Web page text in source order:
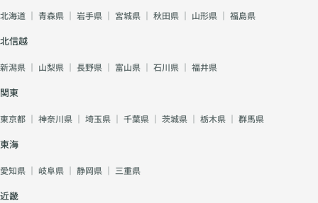
北海道 ｜ 青森県 ｜ 岩手県 ｜ 宮城県 ｜ 秋田県 ｜ 山形県 ｜ 福島県
北信越
新潟県 ｜ 山梨県 ｜ 長野県 ｜ 富山県 ｜ 石川県 ｜ 福井県
関東
東京都 ｜ 神奈川県 ｜ 埼玉県 ｜ 千葉県 ｜ 茨城県 ｜ 栃木県 ｜ 群馬県
東海
愛知県 ｜ 岐阜県 ｜ 静岡県 ｜ 三重県
近畿